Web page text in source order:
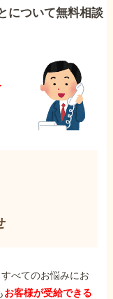
について無料相談
べてのお悩みにお
お客様が受給できる